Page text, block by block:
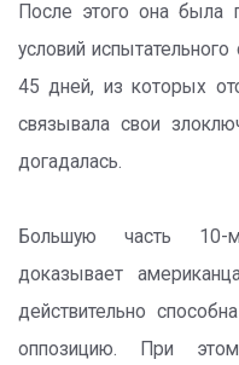
После этого она была
условий
45 дней, из которых
связывала свои
догадалась.
Большую часть 10-
доказывает
действительно
оппозицию. При